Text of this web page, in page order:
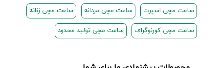
ساعت مچی اسپرت ساعت مچی مردانه ساعت مچی زنانه
ساعت مچی کورنوگراف ساعت مچی تولید محدود